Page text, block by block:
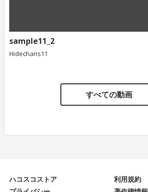
sample11_2
Hidechans11
すべての動画
ハコスコストア
利用規約